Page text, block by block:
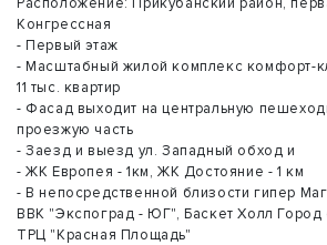
Конгрессная
- Первый этаж
- Масштабный жилой комплекс комфорт-
11 тыс. квартир
- Фасад выходит на центральную
проезжую часть
- Заезд и выезд ул. Западный обход и
- ЖК Европея - 1км, ЖК Достояние - 1 км
- В непосредственной близости гипер
ВВК "Экспоград - ЮГ", Баскет Холл
ТРЦ "Красная Площадь"